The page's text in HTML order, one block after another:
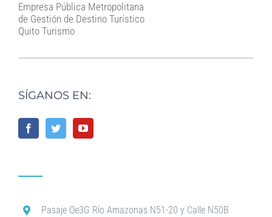
Empresa Pública Metropolitana
de Gestión de Destino Turístico
Quito Turismo
SÍGANOS EN:
Pasaje Oe3G Río Amazonas N51-20 y Calle N50B